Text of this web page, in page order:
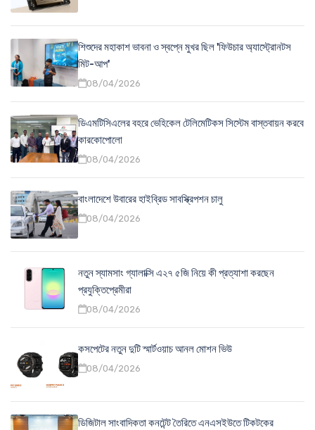
শিশুদের মহাকাশ ভাবনা ও স্বপ্নে মুখর ছিল 'ফিউচার অ্যাস্ট্রোনটস
মিট-আপ'
08/04/2026
ডিএমটিসিএলের বহরে ভেহিকেল টেলিমেটিকস সিস্টেম বাস্তবায়ন করবে
কারকোপোলো
08/04/2026
বাংলাদেশে উবারের হাইব্রিড সাবস্ক্রিপশন চালু
08/04/2026
নতুন স্যামসাং গ্যালাক্সি এ২৭ ৫জি নিয়ে কী প্রত্যাশা করছেন
প্রযুক্তিপ্রেমীরা
08/04/2026
কসপেটের নতুন দুটি স্মার্টওয়াচ আনল মোশন ভিউ
08/04/2026
ডিজিটাল সাংবাদিকতা কনটেন্ট তৈরিতে এনএসইউতে টিকটকের